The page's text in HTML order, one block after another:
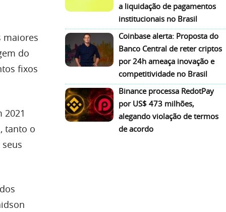
maiores
do
fixos
2021
tanto o
a liquidação de pagamentos
institucionais no Brasil
Coinbase alerta: Proposta do
Banco Central de reter criptos
por 24h ameaça inovação e
competitividade no Brasil
Binance processa RedotPay
por US$ 473 milhões,
alegando violação de termos
de acordo